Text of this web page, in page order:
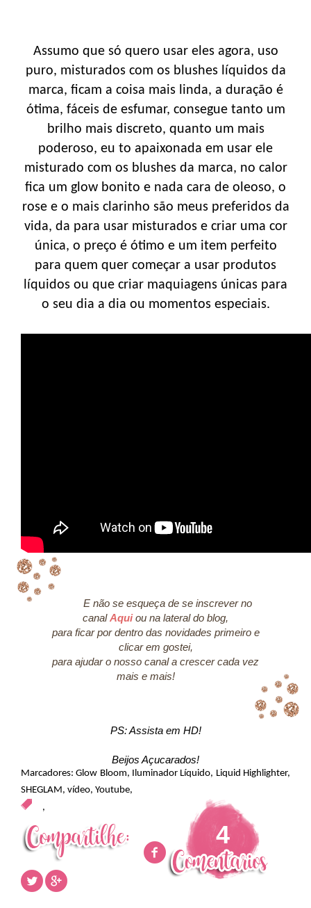
Assumo que só quero usar eles agora, uso
puro, misturados com os blushes líquidos da
marca, ficam a coisa mais linda, a duração é
ótima, fáceis de esfumar, consegue tanto um
brilho mais discreto, quanto um mais
poderoso, eu to apaixonada em usar ele
misturado com os blushes da marca, no calor
fica um glow bonito e nada cara de oleoso, o
rose e o mais clarinho são meus preferidos da
vida, da para usar misturados e criar uma cor
única, o preço é ótimo e um item perfeito
para quem quer começar a usar produtos
líquidos ou que criar maquiagens únicas para
o seu dia a dia ou momentos especiais.
E não se esqueça de se inscrever no
canalAquiou na lateral do blog,
para ficar por dentro das novidades primeiro e
clicar em gostei,
para ajudar o nosso canal a crescer cada vez
mais e mais!
PS: Assista em HD!
Beijos Açucarados!
Marcadores:Glow Bloom, Iluminador Líquido, Liquid Highlighter,
SHEGLAM, vídeo, Youtube,
,
4